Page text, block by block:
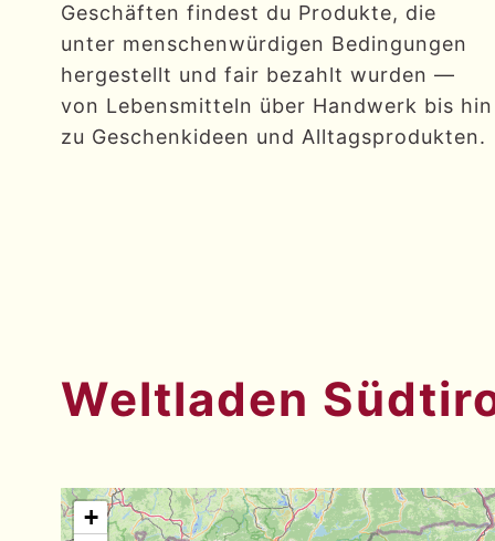
Geschäften findest du Produkte, die
unter menschenwürdigen Bedingungen
hergestellt und fair bezahlt wurden —
von Lebensmitteln über Handwerk bis hin
zu Geschenkideen und Alltagsprodukten.
Weltladen
+